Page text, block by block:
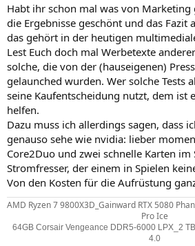
Habt ihr schon mal was von
die Ergebnisse geschönt und das Fazit
das gehört in der heutigen
Lest Euch doch mal Werbetexte
solche, die von der (hauseigenen)
gelaunched wurden. Wer solche Tests
seine Kaufentscheidung nutzt, dem ist
helfen.
Dazu muss ich allerdings sagen, dass
genauso sehe wie nvidia: lieber
Core2Duo und zwei schnelle Karten im
Stromfresser, der einem in Spielen
Von den Kosten für die Aufrüstung
AMD Ryzen 7 9800X3D_Gainward RTX 5080
Pro Ice
64GB Corsair Vengeance DDR5-6000 LPX_2
4.0